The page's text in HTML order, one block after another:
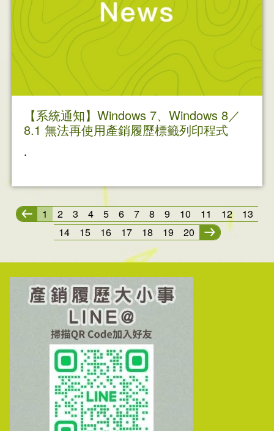
【系統通知】Windows 7、Windows 8／
8.1 無法再使用產銷履歷標籤列印程式
.
1 2 3 4 5 6 7 8 9 10 11 12
13
14
15 16 17 18 19 20